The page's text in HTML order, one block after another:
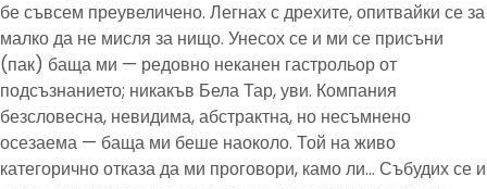
бе съвсем преувеличено. Легнах с дрехите, опитвайки се за
малко да не мисля за нищо. Унесох се и ми се присъни
(пак) баща ми — редовно неканен гастрольор от
подсъзнанието; никакъв Бела Тар, уви. Компания
безсловесна, невидима, абстрактна, но несъмнено
осезаема — баща ми беше наоколо. Той на живо
категорично отказа да ми проговори, камо ли… Събудих се и